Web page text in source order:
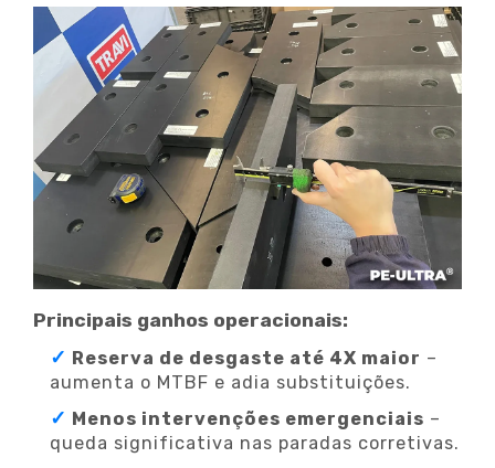
Principais ganhos operacionais:
Reserva de desgaste até 4X maior –
aumenta o MTBF e adia substituições.
Menos intervenções emergenciais –
queda significativa nas paradas corretivas.